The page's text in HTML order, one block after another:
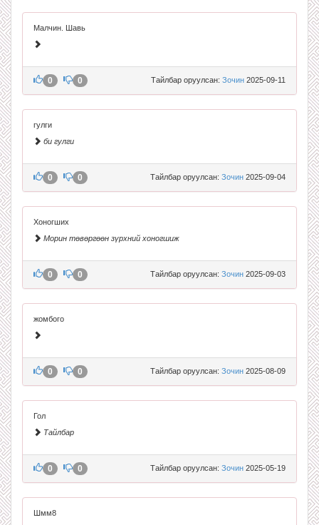
Малчин. Шавь
Тайлбар оруулсан: Зочин 2025-09-11
0 0
гулги
би гулги
Тайлбар оруулсан: Зочин 2025-09-04
0 0
Хоногших
Морин төвөргөөн зүрхний хоногшиж
Тайлбар оруулсан: Зочин 2025-09-03
0 0
жомбого
Тайлбар оруулсан: Зочин 2025-08-09
0 0
Гол
Тайлбар
Тайлбар оруулсан: Зочин 2025-05-19
0 0
Шмм8